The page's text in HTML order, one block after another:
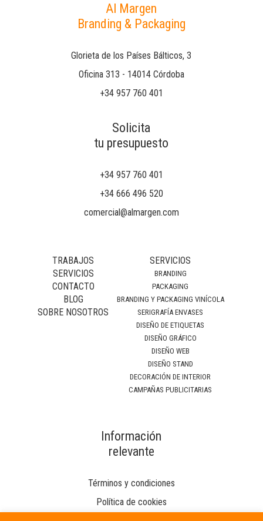
Al Margen
Branding & Packaging
Glorieta de los Países Bálticos, 3
Oficina 313 - 14014 Córdoba
+34 957 760 401
Solicita
tu presupuesto
+34 957 760 401
+34 666 496 520
comercial@almargen.com
TRABAJOS
SERVICIOS
CONTACTO
BLOG
SOBRE NOSOTROS
SERVICIOS
BRANDING
PACKAGING
BRANDING Y PACKAGING VINÍCOLA
SERIGRAFÍA ENVASES
DISEÑO DE ETIQUETAS
DISEÑO GRÁFICO
DISEÑO WEB
DISEÑO STAND
DECORACIÓN DE INTERIOR
CAMPAÑAS PUBLICITARIAS
Información
relevante
Términos y condiciones
Política de cookies